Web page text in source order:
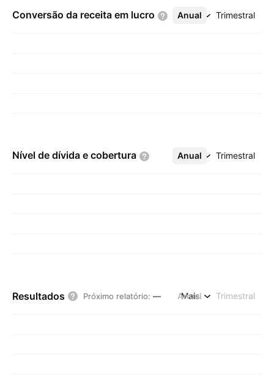
Conversão da receita em lucro Anual Trimestral
Mais
Nível de dívida e cobertura Anual Trimestral
Mais
Resultados Próximo relatório: — Anual Trimestral
Mais